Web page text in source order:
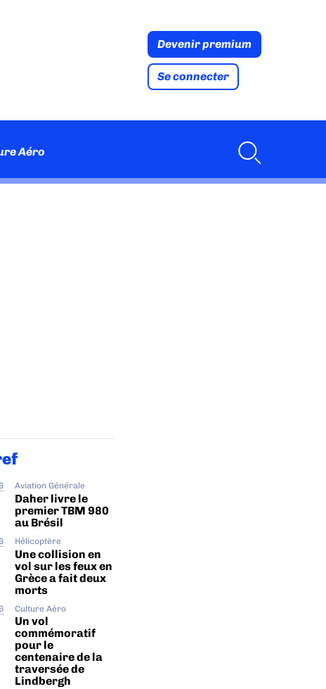
Devenir premium
Se connecter
Aéro
Aviation Générale
Daher livre le
premier TBM 980
au Brésil
Hélicoptère
Une collision en
vol sur les feux en
Grèce a fait deux
morts
Culture Aéro
Un vol
commémoratif
pour le
centenaire de la
traversée de
Lindbergh